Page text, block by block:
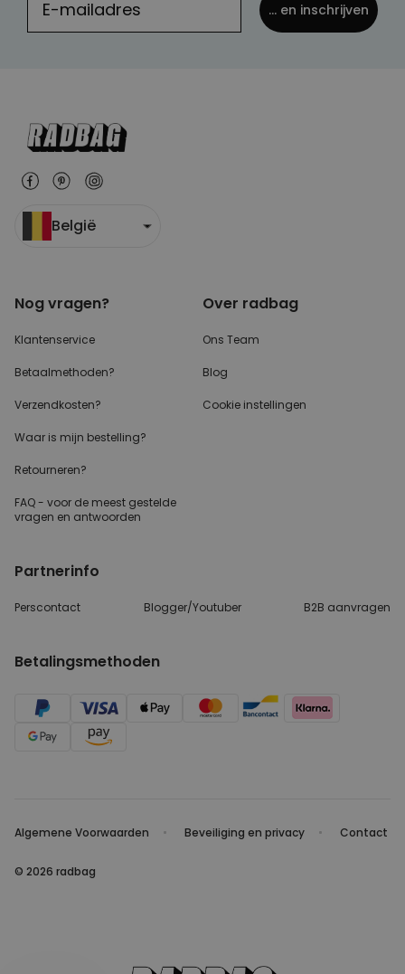
... en inschrijven
België
Nog vragen?
Klantenservice
Betaalmethoden?
Verzendkosten?
Waar is mijn bestelling?
Retourneren?
FAQ - voor de meest gestelde
vragen en antwoorden
Over radbag
Ons Team
Blog
Cookie instellingen
Partnerinfo
Perscontact Blogger/Youtuber B2B aanvragen
Betalingsmethoden
Algemene Voorwaarden Beveiliging en privacy Contact
© 2026 radbag